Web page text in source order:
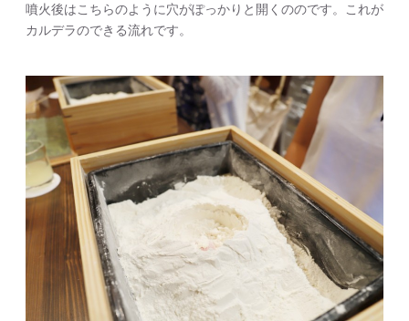
噴火後はこちらのように穴がぽっかりと開くののです。これが
カルデラのできる流れです。